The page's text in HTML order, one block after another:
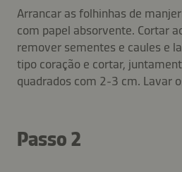
Arrancar as folhinhas de
com papel absorvente. Cortar
remover sementes e caules e
tipo coração e cortar,
quadrados com 2-3 cm. Lavar
Passo 2